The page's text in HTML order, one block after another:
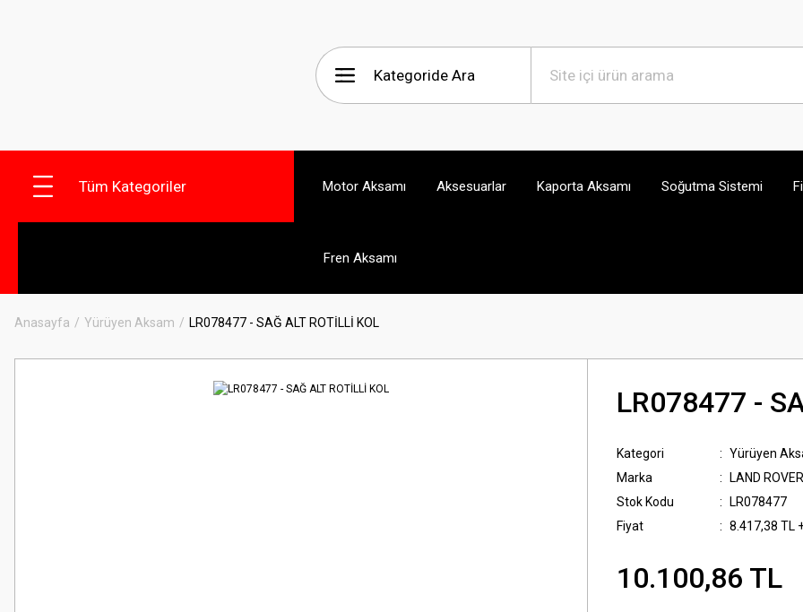
Tüm Kategoriler Motor Aksamı Aksesuarlar Kaporta Aksamı Soğutma Sistemi
Fren Aksamı
Anasayfa Yürüyen Aksam LR078477 - SAĞ ALT ROTİLLİ KOL
LR078477 -
Kategori
Yürüyen
Marka
LAND ROVER
Stok Kodu
LR078477
Fiyat
8.417,38 TL
10.100,86 TL